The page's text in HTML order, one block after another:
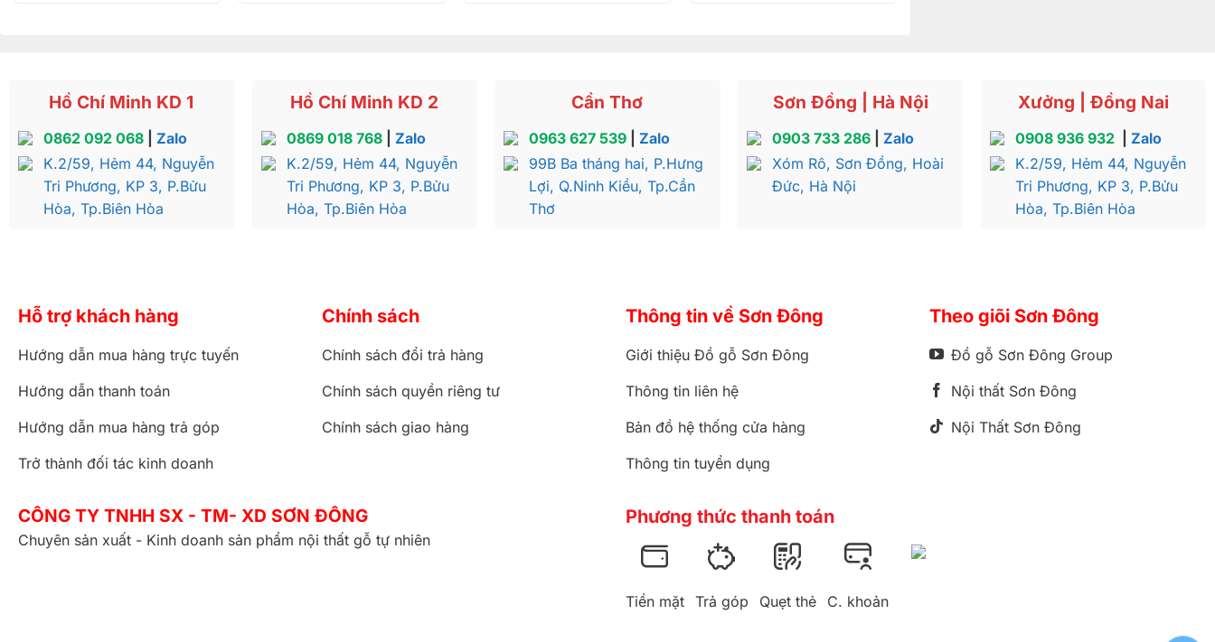
Hồ Chí Minh KD 1
0862 092 068| Zalo
K.2/59, Hẻm 44, Nguyễn
Tri Phương, KP 3, P.Bửu
Hòa, Tp.Biên Hòa
Hồ Chí Minh KD 2
0869 018 768| Zalo
K.2/59, Hẻm 44, Nguyễn
Tri Phương, KP 3, P.Bửu
Hòa, Tp.Biên Hòa
Cần Thơ
0963 627 539 |Zalo
99B Ba tháng hai, P.Hưng
Lợi, Q.Ninh Kiều, Tp.Cần
Thơ
Sơn Đồng | Hà Nội
0903 733 286 |Zalo
Xóm Rô, Sơn Đồng, Hoài
Đức, Hà Nội
Xưởng | Đồng Nai
0908 936 932
Zalo
K.2/59, Hẻm 44, Nguyễn
Tri Phương, KP 3, P.Bửu
Hòa, Tp.Biên Hòa
Hỗ trợ khách hàng
Hướng dẫn mua hàng trực tuyến
Hướng dẫn thanh toán
Hướng dẫn mua hàng trả góp
Trở thành đối tác kinh doanh
Chính sách
Chính sách đổi trả hàng
Chính sách quyền riêng tư
Chính sách giao hàng
Thông tin về Sơn Đông
Giới thiệu Đồ gỗ Sơn Đông
Thông tin liên hệ
Bản đồ hệ thống cửa hàng
Thông tin tuyển dụng
Theo giõi Sơn Đông
Đồ gỗ Sơn Đông Group
Nội thất Sơn Đông
Nội Thất Sơn Đông
CÔNG TY TNHH SX - TM- XD SƠN ĐÔNG
Chuyên sản xuất - Kinh doanh sản phẩm nội thất gỗ tự nhiên
Phương thức thanh toán
Tiền mặt Trả góp Quẹt thẻ C. khoản